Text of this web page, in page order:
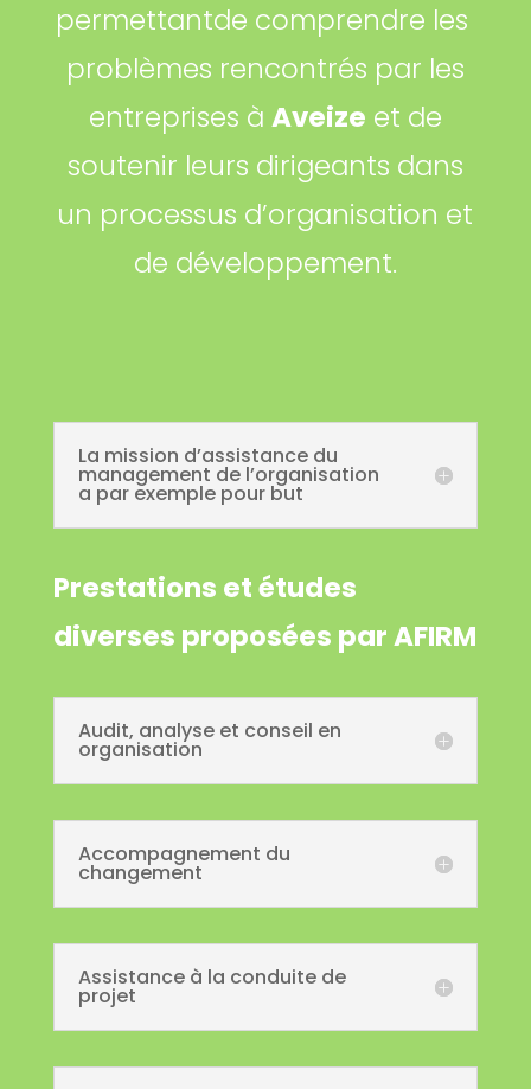
permettantde comprendre les
problèmes rencontrés par les
entreprises à Aveize et de
soutenir leurs dirigeants dans
un processus d’organisation et
de développement.
La mission d’assistance du
management de l’organisation
a par exemple pour but
Prestations et études
diverses proposées par AFIRM
Audit, analyse et conseil en
organisation
Accompagnement du
changement
Assistance à la conduite de
projet